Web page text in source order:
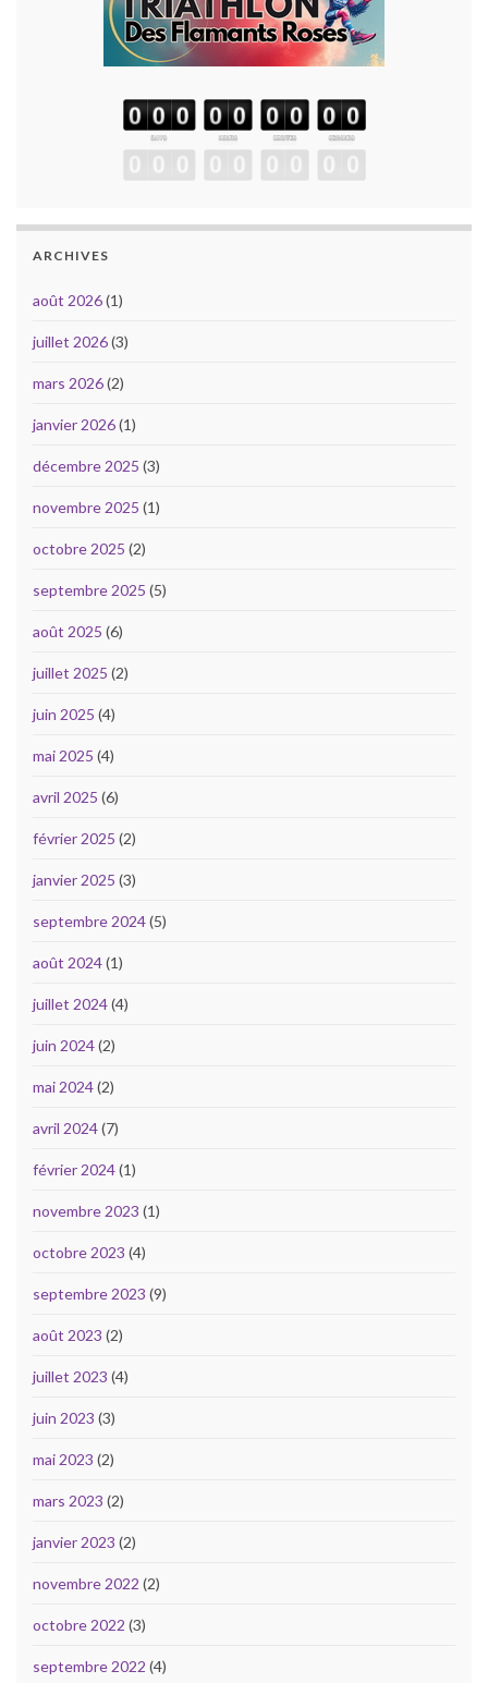
ARCHIVES
août 2026(1)
juillet 2026(3)
mars 2026(2)
janvier 2026(1)
décembre 2025 (3)
novembre 2025 (1)
octobre 2025 (2)
septembre 2025 (5)
août 2025 (6)
juillet 2025 (2)
juin 2025 (4)
mai 2025 (4)
avril 2025 (6)
février 2025 (2)
janvier 2025 (3)
septembre 2024(5)
août 2024(1)
juillet 2024(4)
juin 2024(2)
mai 2024(2)
avril 2024(7)
février 2024(1)
novembre 2023 (1)
octobre 2023 (4)
septembre 2023 (9)
août 2023 (2)
juillet 2023 (4)
juin 2023 (3)
mai 2023 (2)
mars 2023 (2)
janvier 2023 (2)
novembre 2022 (2)
octobre 2022 (3)
septembre 2022 (4)